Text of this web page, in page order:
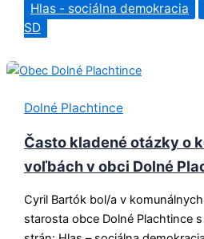
Hlas - sociálna demokracia
SD
Dolné Plachtince
Často kladené otázky o
voľbách v obci Dolné
Cyril Bartók bol/a v
starosta obce Dolné Plachtince